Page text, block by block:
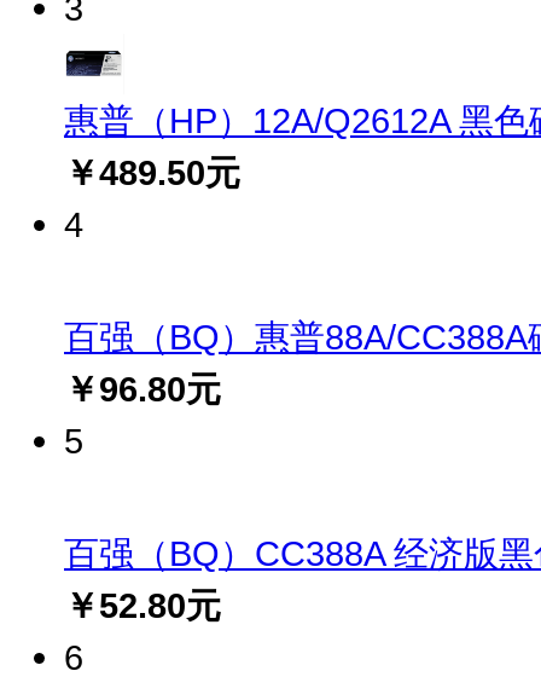
惠普（HP）12A/Q2612A 黑色
￥489.50元
4
百强（BQ）惠普88A/
￥96.80元
5
百强（BQ）CC388A 经济版
￥52.80元
6